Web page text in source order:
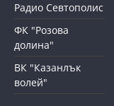
Радио Севтополис
ФК "Розова
долина"
ВК "Казанлък
волей"